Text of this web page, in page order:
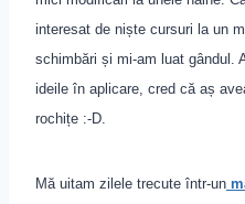
interesat de niște cursuri la un
schimbări și mi-am luat gândul.
ideile în aplicare, cred că aș
rochițe :-D.
Mă uitam zilele trecute într-un